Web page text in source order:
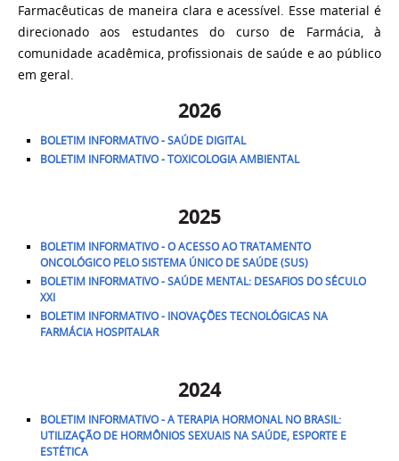
Farmacêuticas de maneira clara e acessível. Esse material é
direcionado aos estudantes do curso de Farmácia, à
comunidade acadêmica, profissionais de saúde e ao público
em geral.
2026
BOLETIM INFORMATIVO - SAÚDE DIGITAL
BOLETIM INFORMATIVO - TOXICOLOGIA AMBIENTAL
2025
BOLETIM INFORMATIVO - O ACESSO AO TRATAMENTO
ONCOLÓGICO PELO SISTEMA ÚNICO DE SAÚDE (SUS)
BOLETIM INFORMATIVO - SAÚDE MENTAL: DESAFIOS DO SÉCULO
XXI
BOLETIM INFORMATIVO - INOVAÇÕES TECNOLÓGICAS NA
FARMÁCIA HOSPITALAR
2024
BOLETIM INFORMATIVO - A TERAPIA HORMONAL NO BRASIL:
UTILIZAÇÃO DE HORMÔNIOS SEXUAIS NA SAÚDE, ESPORTE E
ESTÉTICA